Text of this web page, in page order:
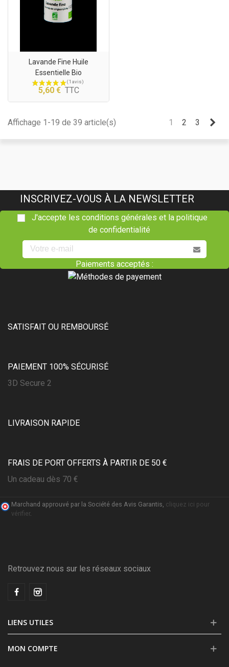
(1 avis)
Lavande Fine Huile
Essentielle Bio
5,60 € TTC
Affichage 1-19 de 39 article(s) 1 2 3
INSCRIVEZ-VOUS À LA NEWSLETTER
J'accepte les conditions générales et la politique
de confidentialité
Paiements acceptés :
SATISFAIT OU REMBOURSÉ
PAIEMENT 100% SÉCURISÉ
3D Secure 2
LIVRAISON RAPIDE
FRAIS DE PORT OFFERTS À PARTIR DE 50 €
Un cadeau dès 70 €
Marchand approuvé par la Société des Avis Garantis, cliquez ici pour
vérifier.
Retrouvez nous sur les réseaux sociaux
LIENS UTILES
MON COMPTE